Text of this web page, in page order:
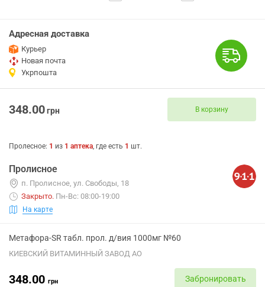
Адресная доставка
Курьер
Новая почта
Укрпошта
348.00грн В корзину
Пролесное: 1 из 1 аптека, где есть 1 шт.
Пролисное
п. Пролисное, ул. Свободы, 18
Закрыто. Пн-Вс: 08:00-19:00
На карте
Метафора-SR табл. прол. д/вия 1000мг №60
КИЕВСКИЙ ВИТАМИННЫЙ ЗАВОД АО
348.00 грн Забронировать